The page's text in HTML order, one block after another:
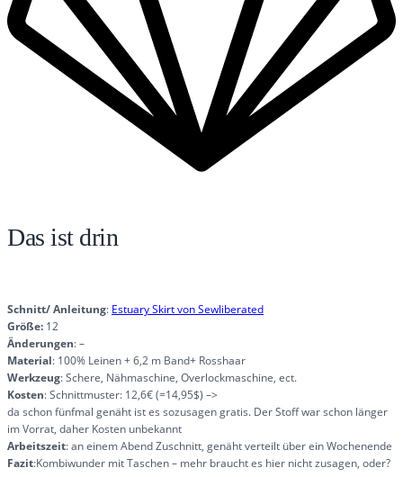
Das ist drin
Schnitt/ Anleitung: Estuary Skirt von Sewliberated
Größe: 12
Änderungen: –
Material: 100% Leinen + 6,2 m Band+ Rosshaar
Werkzeug: Schere, Nähmaschine, Overlockmaschine, ect.
Kosten: Schnittmuster: 12,6€ (=14,95$) –>
da schon fünfmal genäht ist es sozusagen gratis. Der Stoff war schon länger
im Vorrat, daher Kosten unbekannt
Arbeitszeit: an einem Abend Zuschnitt, genäht verteilt über ein Wochenende
Fazit:Kombiwunder mit Taschen – mehr braucht es hier nicht zusagen, oder?